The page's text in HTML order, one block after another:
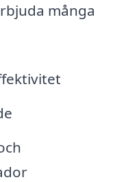
många